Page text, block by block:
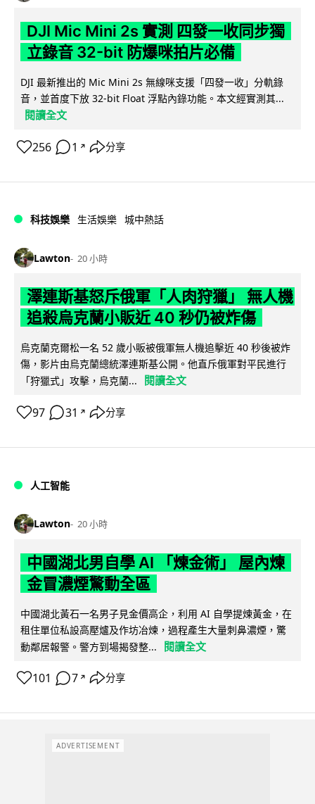
DJI Mic Mini 2s 實測 四發一收同步獨
立錄音 32-bit 防爆咪拍片必備
DJI 最新推出的 Mic Mini 2s 無線咪支援「四發一收」分軌錄
音，並首度下放 32-bit Float 浮點內錄功能。本文經實測其...
閱讀全文
256 1 ↗ 分享
科技娛樂 生活娛樂 城中熱話
Lawton 20 小時
澤連斯基怒斥俄軍「人肉狩獵」 無人機
追殺烏克蘭小販近 40 秒仍被炸傷
烏克蘭克爾松一名 52 歲小販被俄軍無人機追擊近 40 秒後被炸
傷，影片由烏克蘭總統澤連斯基公開。他直斥俄軍對平民進行
「狩獵式」攻擊，烏克蘭...
閱讀全文
97 31 ↗ 分享
人工智能
Lawton 20 小時
中國湖北男自學 AI 「煉金術」 屋內煉
金冒濃煙驚動全區
中國湖北黃石一名男子見金價高企，利用 AI 自學提煉黃金，在
租住單位私設高壓爐及作坊冶煉，過程產生大量刺鼻濃煙，驚
動鄰居報警。警方到場揭發整...
閱讀全文
101 7 ↗ 分享
ADVERTISEMENT